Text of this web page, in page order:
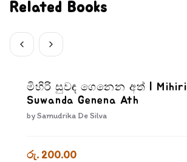
Related Books
මිහිරි සුවඳ ගෙනෙන අත් | Mihiri
Suwanda Genena Ath
bySamudrika De Silva
රු. 200.00